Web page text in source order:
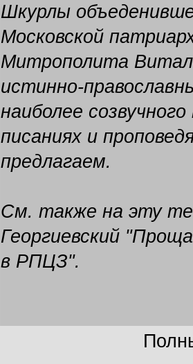
Шкурлы
Московской
Митрополита
истинно-
наиболее
писаниях и
предлагаем.
См. также на эту
Георгиевский
в РПЦЗ".